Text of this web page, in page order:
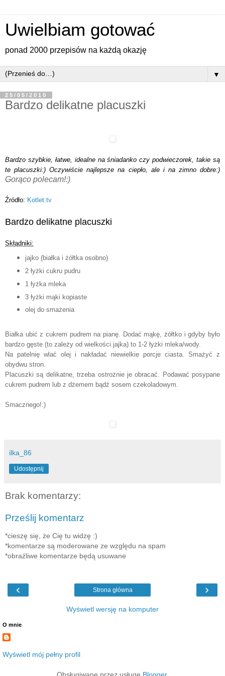
Uwielbiam gotować
ponad 2000 przepisów na każdą okazję
▼
25/05/2010
Bardzo delikatne placuszki
Bardzo szybkie, łatwe, idealne na śniadanko czy podwieczorek, takie są
te placuszki:) Oczywiście najlepsze na ciepło, ale i na zimno dobre:)
Gorąco polecam!:)
Źródło: Kotlet.tv
Bardzo delikatne placuszki
Składniki:
jajko (białka i żółtka osobno)
2 łyżki cukru pudru
1 łyżka mleka
3 łyżki mąki kopiaste
olej do smażenia
Białka ubić z cukrem pudrem na pianę. Dodać mąkę, żółtko i gdyby było
bardzo gęste (to zależy od wielkości jajka) to 1-2 łyżki mleka/wody.
Na patelnię wlać olej i nakładać niewielkie porcje ciasta. Smażyć z
obydwu stron.
Placuszki są delikatne, trzeba ostrożnie je obracać. Podawać posypane
cukrem pudrem lub z dżemem bądź sosem czekoladowym.
Smacznego!:)
ilka_86
Udostępnij
Brak komentarzy:
Prześlij komentarz
*cieszę się, że Cię tu widzę :)
*komentarze są moderowane ze względu na spam
*obraźliwe komentarze będą usuwane
‹ ›
Strona główna
Wyświetl wersję na komputer
O mnie
Wyświetl mój pełny profil